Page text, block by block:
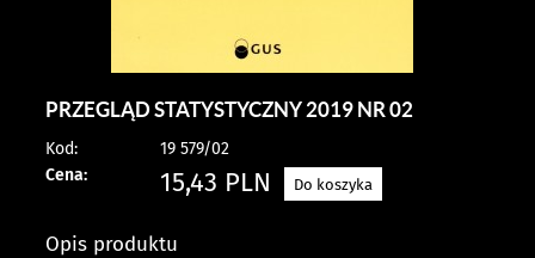
PRZEGLĄD STATYSTYCZNY 2019 NR 02
Kod:
19 579/02
Cena:
15,43 PLN Do koszyka
Opis produktu